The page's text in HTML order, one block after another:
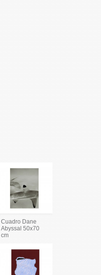
Cuadro Dane
Abyssal 50x70
cm